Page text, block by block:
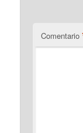
Comentario